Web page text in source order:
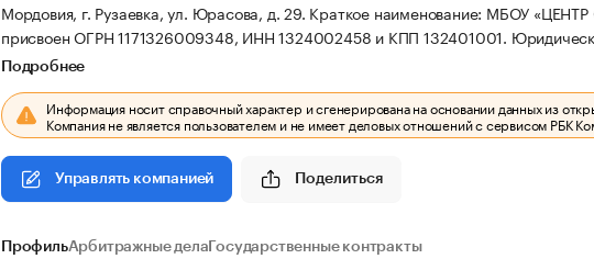
Мордовия, г. Рузаевка, ул. Юрасова, д. 29. Краткое наименование: МБОУ
присвоен ОГРН 1171326009348, ИНН 1324002458 и КПП 132401001.
Подробнее
Информация носит справочный характер и сгенерирована на основании данных из
Компания не является пользователем и не имеет деловых отношений с сервисом РБК
Управлять компанией Поделиться
ПрофильАрбитражные дела Государственные контракты